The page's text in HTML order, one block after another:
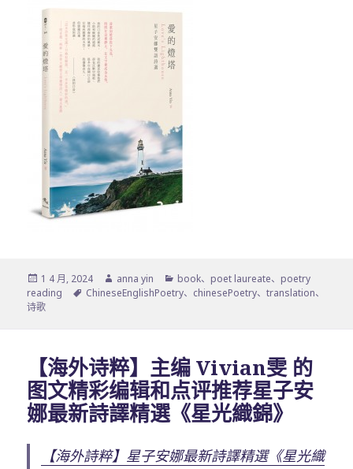
发
布
于
1 4 月, 2024
作
者
anna yin
分
类
book、 poet laureate、 poetry
reading
标
ChineseEnglishPoetry、 chinesePoetry、translation、
诗歌
【海外诗粹】主编 Vivian雯 的
图文精彩编辑和点评推荐星子安
娜最新詩譯精選《星光織錦》
【海外詩粹】星子安娜最新詩譯精選《星光織